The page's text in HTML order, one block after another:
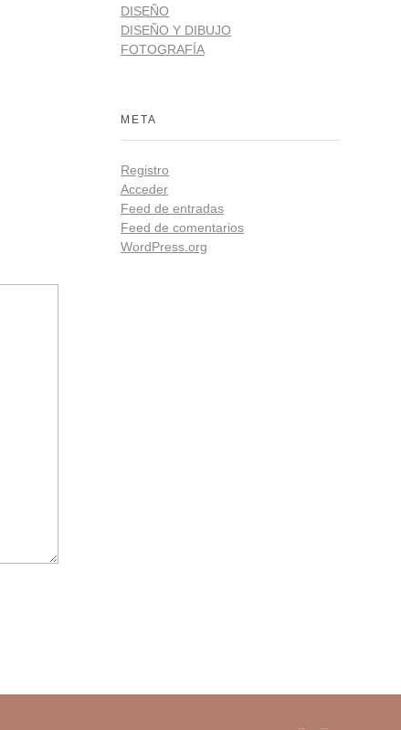
DISEÑO
DISEÑO Y DIBUJO
FOTOGRAFÍA
META
Registro
Acceder
Feed de entradas
Feed de comentarios
WordPress.org